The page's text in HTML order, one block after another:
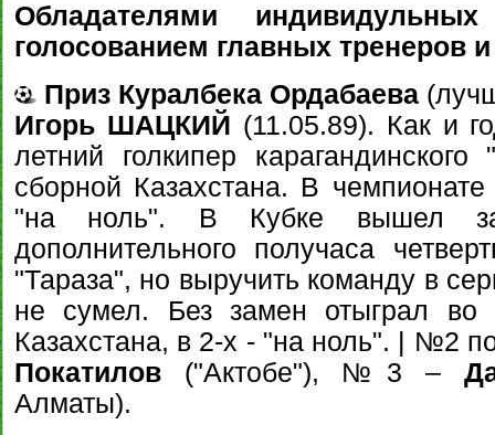
Обладателями
голосованием главных тренеров
Приз Куралбека Ордабаева
Игорь ШАЦКИЙ (11.05.89). Как и
летний голкипер
сборной Казахстана. В
"на ноль". В Кубке вышел
дополнительного получаса
"Тараза", но выручить команду в
не сумел. Без замен отыграл во
Казахстана, в 2-х - "на ноль". | №2
Покатилов ("Актобе"), №3 –
Алматы).